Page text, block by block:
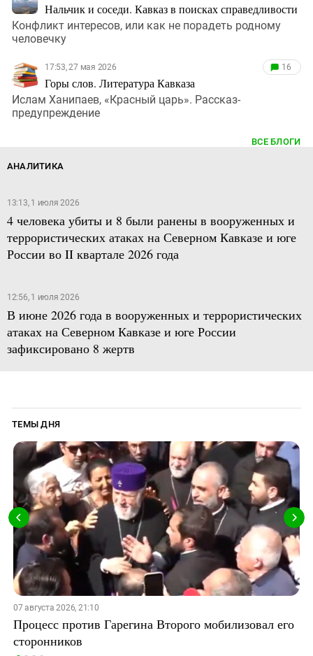
Нальчик и соседи. Кавказ в поисках справедливости
Конфликт интересов, или как не порадеть родному
человечку
17:53, 27 мая 2026
Горы слов. Литература Кавказа
16
Ислам Ханипаев, «Красный царь». Рассказ-
предупреждение
ВСЕ БЛОГИ
АНАЛИТИКА
13:13, 1 июля 2026
4 человека убиты и 8 были ранены в вооруженных и
террористических атаках на Северном Кавказе и юге
России во II квартале 2026 года
12:56, 1 июля 2026
В июне 2026 года в вооруженных и террористических
атаках на Северном Кавказе и юге России
зафиксировано 8 жертв
ТЕМЫ ДНЯ
07 августа 2026, 21:10
Процесс против Гарегина Второго мобилизовал его
сторонников